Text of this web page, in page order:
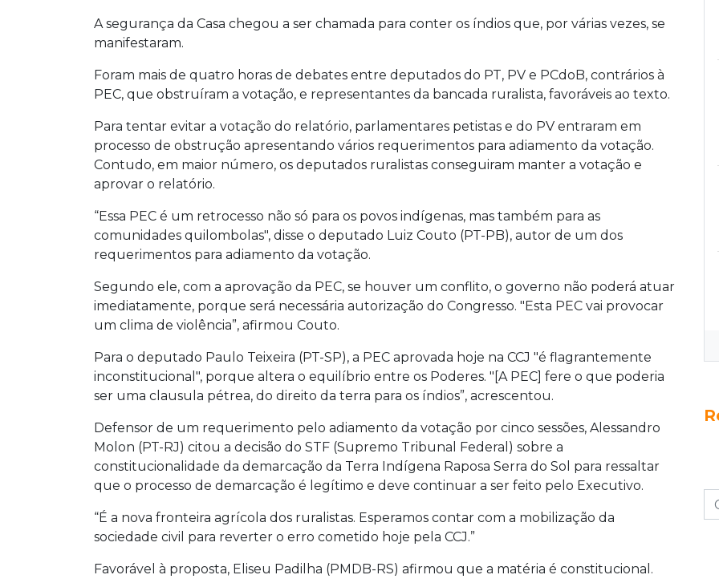
A segurança da Casa chegou a ser chamada para conter os índios que, por várias vezes, se
manifestaram.
Foram mais de quatro horas de debates entre deputados do PT, PV e PCdoB, contrários à
PEC, que obstruíram a votação, e representantes da bancada ruralista, favoráveis ao texto.
Para tentar evitar a votação do relatório, parlamentares petistas e do PV entraram em
processo de obstrução apresentando vários requerimentos para adiamento da votação.
Contudo, em maior número, os deputados ruralistas conseguiram manter a votação e
aprovar o relatório.
“Essa PEC é um retrocesso não só para os povos indígenas, mas também para as
comunidades quilombolas", disse o deputado Luiz Couto (PT-PB), autor de um dos
requerimentos para adiamento da votação.
Segundo ele, com a aprovação da PEC, se houver um conflito, o governo não poderá atuar
imediatamente, porque será necessária autorização do Congresso. "Esta PEC vai provocar
um clima de violência”, afirmou Couto.
Para o deputado Paulo Teixeira (PT-SP), a PEC aprovada hoje na CCJ "é flagrantemente
inconstitucional", porque altera o equilíbrio entre os Poderes. "[A PEC] fere o que poderia
ser uma clausula pétrea, do direito da terra para os índios”, acrescentou.
Defensor de um requerimento pelo adiamento da votação por cinco sessões, Alessandro
Molon (PT-RJ) citou a decisão do STF (Supremo Tribunal Federal) sobre a
constitucionalidade da demarcação da Terra Indígena Raposa Serra do Sol para ressaltar
que o processo de demarcação é legítimo e deve continuar a ser feito pelo Executivo.
“É a nova fronteira agrícola dos ruralistas. Esperamos contar com a mobilização da
sociedade civil para reverter o erro cometido hoje pela CCJ.”
Favorável à proposta, Eliseu Padilha (PMDB-RS) afirmou que a matéria é constitucional.